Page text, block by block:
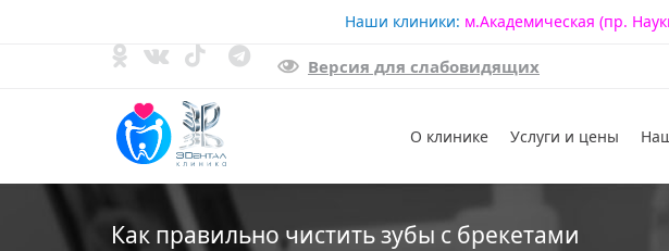
Наши клиники: м.Академическая (пр.
Версия для слабовидящих
Доступная среда
О клинике
Услуги и цены
Как правильно чистить зубы с брекетами